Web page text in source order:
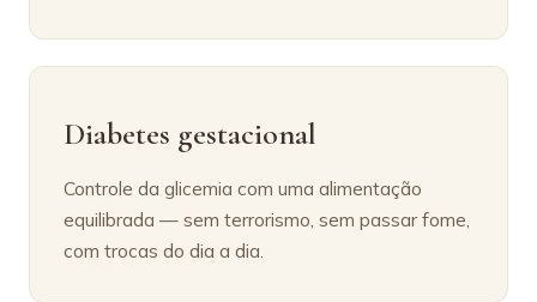
Diabetes gestacional
Controle da glicemia com uma alimentação
equilibrada — sem terrorismo, sem passar fome,
com trocas do dia a dia.